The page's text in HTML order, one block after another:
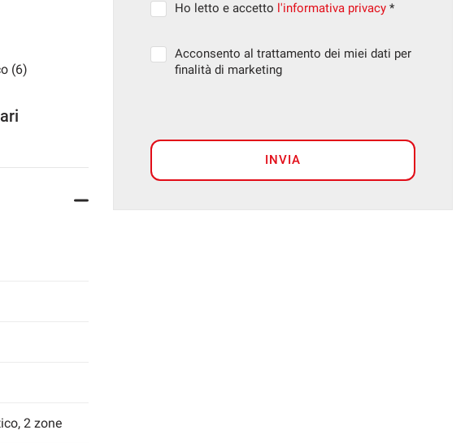
(6)
2 zone
Ho letto e accetto l'informativa privacy *
Acconsento al trattamento dei miei dati per
finalità di marketing
INVIA